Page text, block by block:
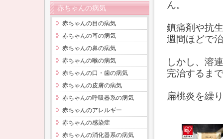
ん。
鎮痛剤や抗
週間ほどで
しかし、溶
完治するま
扁桃炎を繰
赤ちゃんの病気
赤ちゃんの目の病気
赤ちゃんの耳の病気
赤ちゃんの鼻の病気
赤ちゃんの喉の病気
赤ちゃんの口・歯の病気
赤ちゃんの皮膚の病気
赤ちゃんの呼吸器系の病気
赤ちゃんのアレルギー
赤ちゃんの感染症
赤ちゃんの消化器系の病気